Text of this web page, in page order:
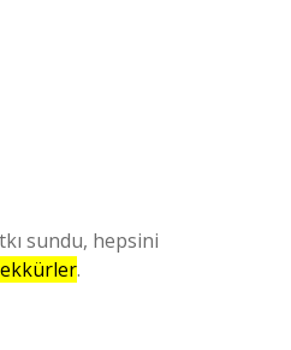
sundu, hepsini
.